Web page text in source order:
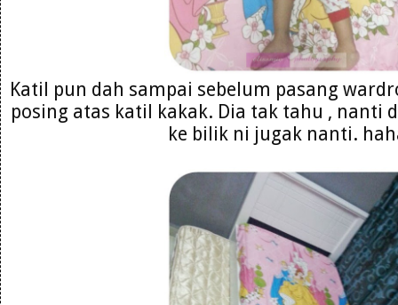
Katil pun dah sampai sebelum pasang
posing atas katil kakak. Dia tak tahu , nanti
ke bilik ni jugak nanti.